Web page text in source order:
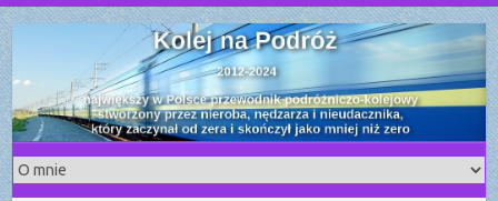
S
k
i
p
t
o
c